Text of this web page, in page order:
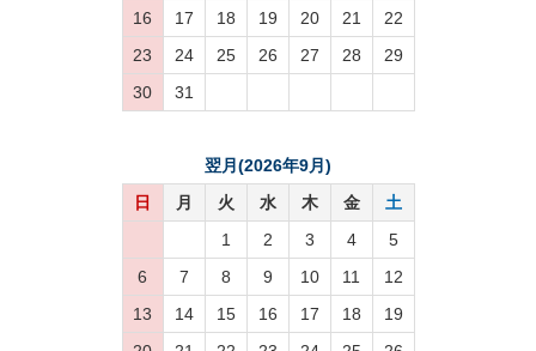
16
17 18 19 20 21
22
23
24 25 26 27 28
29
30
31
翌月(2026年9月)
日
月 火 水 木 金
土
1
2 3 4
5
6
7 8 9 10 11
12
13
14 15 16 17 18
19